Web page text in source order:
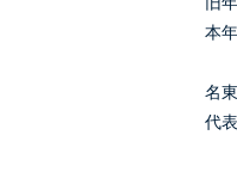
本
名
代